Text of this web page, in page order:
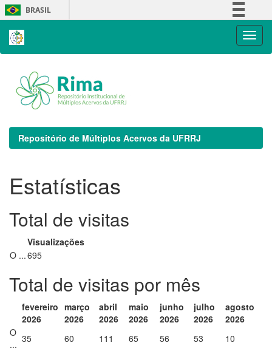
Skip
navigation
BRASIL
Repositório de Múltiplos Acervos da UFRRJ
Estatísticas
Total de visitas
Visualizações
O ...695
Total de visitas por mês
fevereiro
2026
março
2026
abril
2026
maio
2026
junho
2026
julho
2026
agosto
2026
O
... 35 60 111 65 56 53 10